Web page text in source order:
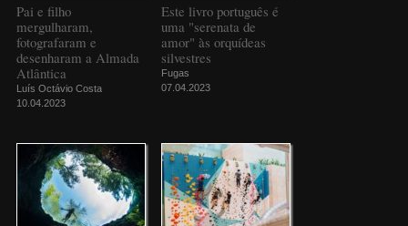
Pai e filho
mergulharam,
fotografaram e
desenharam a Almada
Atlântica
Luís Octávio Costa
10.04.2023
Este livro português é
uma "serenata de
amor" às orquídeas
silvestres
Fugas
07.04.2023